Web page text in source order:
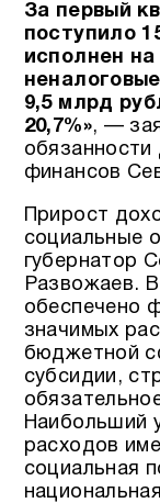
За первый
поступило
исполнен на
9,5 млрд
20,7%», —
финансов
Прирост
социальные
губернатор
Развожаев.
обеспечено
значимых
бюджетной
субсидии,
Наибольший
расходов
социальная